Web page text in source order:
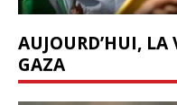
AUJOURD’HUI, LA
GAZA